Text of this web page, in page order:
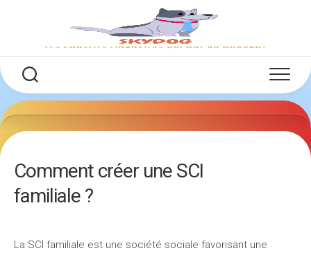
Comment créer une SCI
familiale ?
La SCI familiale est une société sociale favorisant une